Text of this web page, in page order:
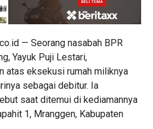
— Seorang nasabah BPR
Yayuk Puji Lestari,
atas eksekusi rumah miliknya
sebagai debitur. Ia
saat ditemui di kediamannya
1, Mranggen, Kabupaten